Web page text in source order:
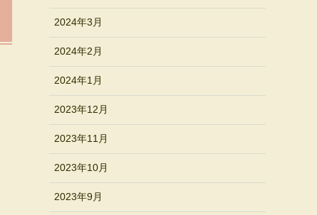
2024年3月
2024年2月
2024年1月
2023年12月
2023年11月
2023年10月
2023年9月